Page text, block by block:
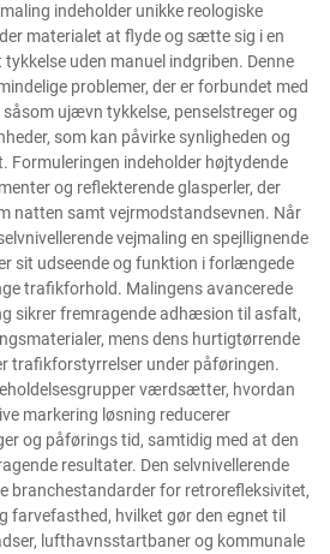
indeholder unikke reologiske
materialet at flyde og sætte sig i en
uden manuel indgriben. Denne
problemer, der er forbundet med
ujævn tykkelse, penselstreger og
som kan påvirke synligheden og
Formuleringen indeholder højtydende
og reflekterende glasperler, der
natten samt vejrmodstandsevnen. Når
vejmaling en spejllignende
sit udseende og funktion i forlængede
trafikforhold. Malingens avancerede
sikrer fremragende adhæsion til asfalt,
mens dens hurtigtørrende
trafikforstyrrelser under påføringen.
værdsætter, hvordan
markering løsning reducerer
og påførings tid, samtidig med at den
resultater. Den selvnivellerende
branchestandarder for retrorefleksivitet,
farvefasthed, hvilket gør den egnet til
lufthavnsstartbaner og kommunale